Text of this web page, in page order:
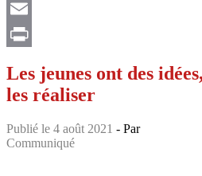
Twitter
Email
Les jeunes ont des
les réaliser
Publié le 4 août 2021 - Par
Communiqué